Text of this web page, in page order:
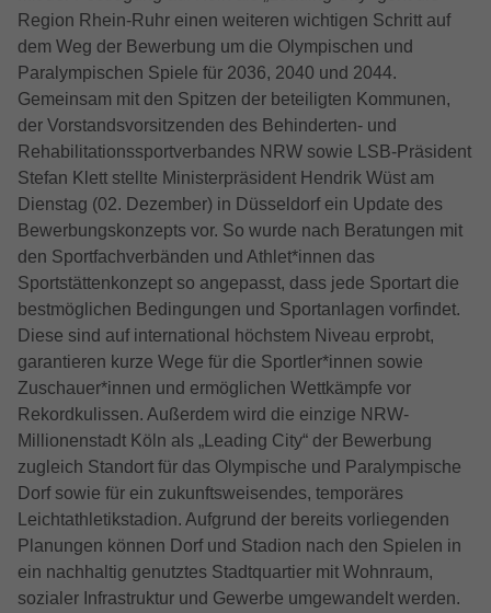
Region Rhein-Ruhr einen weiteren wichtigen Schritt auf
dem Weg der Bewerbung um die Olympischen und
Paralympischen Spiele für 2036, 2040 und 2044.
Gemeinsam mit den Spitzen der beteiligten Kommunen,
der Vorstandsvorsitzenden des Behinderten- und
Rehabilitationssportverbandes NRW sowie LSB-Präsident
Stefan Klett stellte Ministerpräsident Hendrik Wüst am
Dienstag (02. Dezember) in Düsseldorf ein Update des
Bewerbungskonzepts vor. So wurde nach Beratungen mit
den Sportfachverbänden und Athlet*innen das
Sportstättenkonzept so angepasst, dass jede Sportart die
bestmöglichen Bedingungen und Sportanlagen vorfindet.
Diese sind auf international höchstem Niveau erprobt,
garantieren kurze Wege für die Sportler*innen sowie
Zuschauer*innen und ermöglichen Wettkämpfe vor
Rekordkulissen. Außerdem wird die einzige NRW-
Millionenstadt Köln als „Leading City“ der Bewerbung
zugleich Standort für das Olympische und Paralympische
Dorf sowie für ein zukunftsweisendes, temporäres
Leichtathletikstadion. Aufgrund der bereits vorliegenden
Planungen können Dorf und Stadion nach den Spielen in
ein nachhaltig genutztes Stadtquartier mit Wohnraum,
sozialer Infrastruktur und Gewerbe umgewandelt werden.
Name cookie_optin
Anbieter TYPO3
Laufzeit 1 Jahr
Zweck
Enthält die gewählten Tracking-Optin-
Einstellungen.
Name popupState
Anbieter TYPO3
Laufzeit Session
Zweck
Überprüft, ob das Popup bereits angezeigt
wurde.
Zweck
installiert. Das Cookie wird verwendet, um
Besucher-, Sitzungs- und
Kampagnendaten zu berechnen und die
Nutzung der Website für den
Analysebericht der Website zu verfolgen.
anonym und weisen eine randoly
generierte Nummer zu, um eindeutige
Besucher zu identifizieren.
Name _gid
Anbieter Google Analytics
1 Tag
Zweck
Dieses Cookie wird von Google Analytics
installiert. Das Cookie wird verwendet, um
Informationen darüber zu speichern, wie
Besucher eine Website nutzen, und hilft
bei der Erstellung eines Analyseberichts
darüber, wie es der Website geht. Die
erhobenen Daten umfassen die Anzahl
der Besucher, die Quelle, aus der sie
NID
Anbieter Google LLC
Laufzeit 6 Monate
Zweck
Das NID-Cookie enthält eine eindeutige
ID, über die Google Ihre bevorzugten
Einstellungen und andere Informationen
speichert, insbesondere Ihre bevorzugte
Sprache (z. B. Deutsch), wie viele
werden sollen (z. B. 10 oder 20) und ob
der Google SafeSearch-Filter aktiviert sein
soll.
Cookie-Informationen anzeigen
Vorlesen-Funktion
Mit Hilfe des ReadSpeaker webReader können Sie sich
Inhalte auf einer Webseite laut vorlesen lassen. Mit nur
einem Klick wird der Text auf einer Webseite gleichzeitig laut
vorgelesen und farblich hervorgehoben, damit Sie ihm
problemlos folgen können - und das unabhängig davon, wo
Sie sich gerade befinden und welches Endgerät Sie nutzen.
Dies macht Inhalte leichter zugänglich und den Besuch Ihrer
Webseite zu einer interaktiveren Erfahrung.
Name _rspkrLoadCore
Laufzeit Session
Zweck Bestimmt, ob ReadSpeaker geladen wird
Name ReadSpeakerSettings
Anbieter
Laufzeit 4 Tage
Cookie-Informationen anzeigen
Marketing
Marketing Cookies werden von Drittanbietern oder
Publishern verwendet, um personalisierte Werbung
anzuzeigen. Sie tun dies, indem sie Besucher über Websites
hinweg verfolgen.
Name IDE
Anbieter Google Ads
Laufzeit 1 Jahr
Cookie-Informationen anzeigen
Externe Inhalte
Wir verwenden auf unserer Website externe Inhalte, um